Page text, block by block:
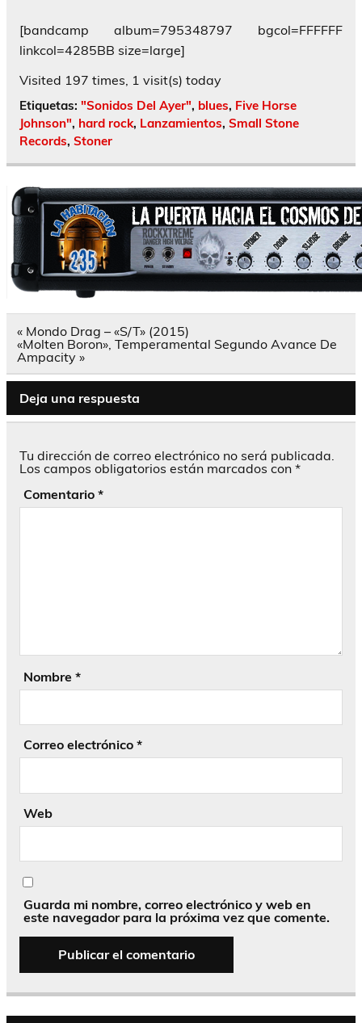
[bandcamp album=795348797 bgcol=FFFFFF
linkcol=4285BB size=large]
Visited 197 times, 1 visit(s) today
Etiquetas: "Sonidos Del Ayer", blues, Five Horse
Johnson", hard rock, Lanzamientos, Small Stone
Records, Stoner
Navegación
de
entradas
« Mondo Drag – «S/T» (2015)
«Molten Boron», Temperamental Segundo Avance De
Ampacity »
Deja una respuesta
Tu dirección de correo electrónico no será publicada.
Los campos obligatorios están marcados con *
Comentario *
Nombre *
Correo electrónico *
Web
Guarda mi nombre, correo electrónico y web en
este navegador para la próxima vez que comente.